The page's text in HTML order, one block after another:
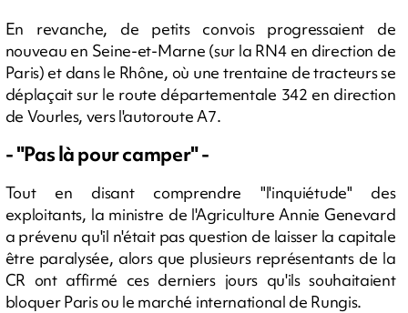
En revanche, de petits convois progressaient de
nouveau en Seine-et-Marne (sur la RN4 en direction de
Paris) et dans le Rhône, où une trentaine de tracteurs se
déplaçait sur le route départementale 342 en direction
de Vourles, vers l'autoroute A7.
- "Pas là pour camper" -
Tout en disant comprendre "l'inquiétude" des
exploitants, la ministre de l'Agriculture Annie Genevard
a prévenu qu'il n'était pas question de laisser la capitale
être paralysée, alors que plusieurs représentants de la
CR ont affirmé ces derniers jours qu'ils souhaitaient
bloquer Paris ou le marché international de Rungis.